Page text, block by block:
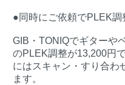
●同時にご依頼でPLEK
GIB・TONIQでギターや
のPLEK調整が13,200円
にはスキャン・すり合わ
ます。